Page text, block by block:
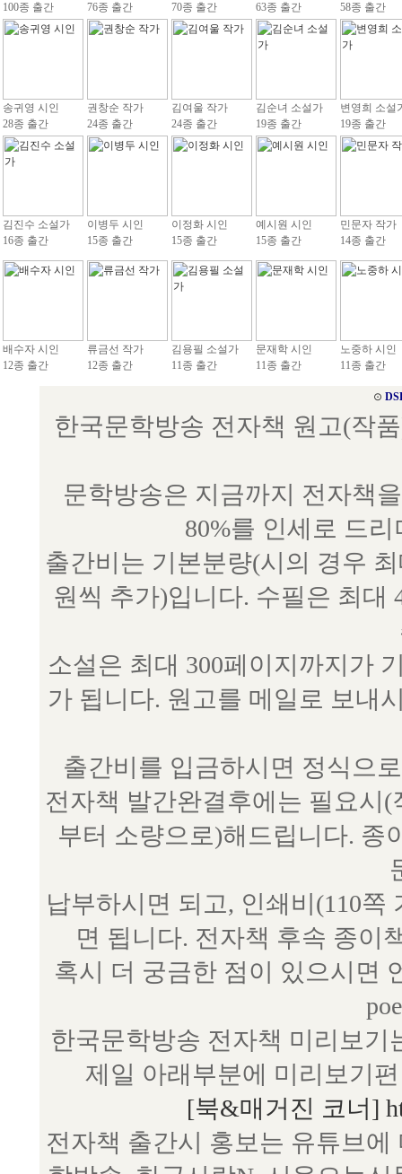
100종 출간
76종 출간
70종 출간
63종 출간
58종 출간
송귀영 시인
28종 출간
권창순 작가
24종 출간
김여울 작가
24종 출간
김순녀 소설가
19종 출간
변영희 소설
19종 출간
김진수 소설가
16종 출간
이병두 시인
15종 출간
이정화 시인
15종 출간
예시원 시인
15종 출간
민문자 작가
14종 출간
배수자 시인
12종 출간
류금선 작가
12종 출간
김용필 소설가
11종 출간
문재학 시인
11종 출간
노중하 시인
11종 출간
⊙
한국문학방송 전자책 원고(작
문학방송은 지금까지 전자책
80%를 인세로 드
출간비는 기본분량(시의 경우
원씩 추가)입니다. 수필은 최대
소설은 최대 300페이지까지가
가 됩니다. 원고를 메일로 보내
출간비를 입금하시면 정식으
전자책 발간완결후에는 필요시
부터 소량으로)해드립니다. 종
납부하시면 되고, 인쇄비(110
면 됩니다. 전자책 후속 종이
혹시 더 궁금한 점이 있으시면
한국문학방송 전자책 미리보
제일 아래부분에 미리보기
[북&매거진 코너]
전자책 출간시 홍보는 유튜브